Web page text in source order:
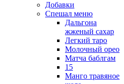
Добавки
Спешал меню
Дальгона
жженый сахар
Легкий таро
Молочный орео
Матча баблгам
15
Манго травяное